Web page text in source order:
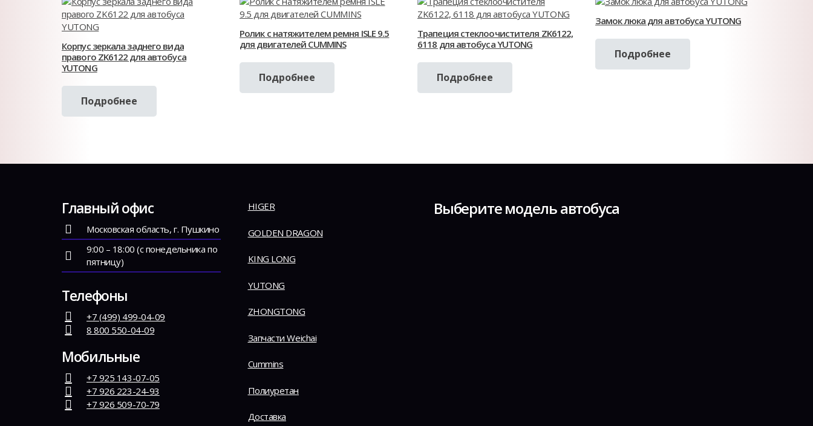
Корпус зеркала заднего вида
правого ZK6122 для автобуса
YUTONG
Подробнее
Ролик с натяжителем ремня ISLE 9.5
для двигателей CUMMINS
Подробнее
Трапеция стеклоочистителя ZK6122,
6118 для автобуса YUTONG
Подробнее
Замок люка для автобуса YUTONG
Подробнее
Главный офис
Московская область, г. Пушкино
9:00 – 18:00 (с понедельника по
пятницу)
Телефоны
+7 (499) 499-04-09
8 800 550-04-09
Мобильные
+7 925 143-07-05
+7 926 223-24-93
+7 926 509-70-79
HIGER
GOLDEN DRAGON
KING LONG
YUTONG
ZHONGTONG
Запчасти Weichai
Cummins
Полиуретан
Доставка
Выберите модель автобуса